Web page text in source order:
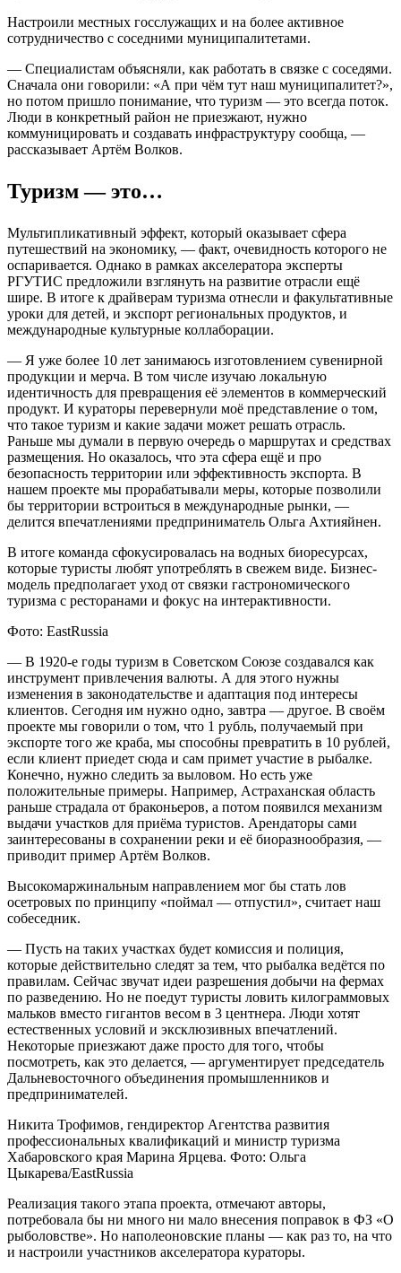
Настроили местных госслужащих и на более активное
сотрудничество с соседними муниципалитетами.
— Специалистам объясняли, как работать в связке с соседями.
Сначала они говорили: «А при чём тут наш муниципалитет?»,
но потом пришло понимание, что туризм — это всегда поток.
Люди в конкретный район не приезжают, нужно
коммуницировать и создавать инфраструктуру сообща, —
рассказывает Артём Волков.
Туризм — это…
Мультипликативный эффект, который оказывает сфера
путешествий на экономику, — факт, очевидность которого не
оспаривается. Однако в рамках акселератора эксперты
РГУТИС предложили взглянуть на развитие отрасли ещё
шире. В итоге к драйверам туризма отнесли и факультативные
уроки для детей, и экспорт региональных продуктов, и
международные культурные коллаборации.
— Я уже более 10 лет занимаюсь изготовлением сувенирной
продукции и мерча. В том числе изучаю локальную
идентичность для превращения её элементов в коммерческий
продукт. И кураторы перевернули моё представление о том,
что такое туризм и какие задачи может решать отрасль.
Раньше мы думали в первую очередь о маршрутах и средствах
размещения. Но оказалось, что эта сфера ещё и про
безопасность территории или эффективность экспорта. В
нашем проекте мы прорабатывали меры, которые позволили
бы территории встроиться в международные рынки, —
делится впечатлениями предприниматель Ольга Ахтияйнен.
В итоге команда сфокусировалась на водных биоресурсах,
которые туристы любят употреблять в свежем виде. Бизнес-
модель предполагает уход от связки гастрономического
туризма с ресторанами и фокус на интерактивности.
Фото: EastRussia
— В 1920-е годы туризм в Советском Союзе создавался как
инструмент привлечения валюты. А для этого нужны
изменения в законодательстве и адаптация под интересы
клиентов. Сегодня им нужно одно, завтра — другое. В своём
проекте мы говорили о том, что 1 рубль, получаемый при
экспорте того же краба, мы способны превратить в 10 рублей,
если клиент приедет сюда и сам примет участие в рыбалке.
Конечно, нужно следить за выловом. Но есть уже
положительные примеры. Например, Астраханская область
раньше страдала от браконьеров, а потом появился механизм
выдачи участков для приёма туристов. Арендаторы сами
заинтересованы в сохранении реки и её биоразнообразия, —
приводит пример Артём Волков.
Высокомаржинальным направлением мог бы стать лов
осетровых по принципу «поймал — отпустил», считает наш
собеседник.
— Пусть на таких участках будет комиссия и полиция,
которые действительно следят за тем, что рыбалка ведётся по
правилам. Сейчас звучат идеи разрешения добычи на фермах
по разведению. Но не поедут туристы ловить килограммовых
мальков вместо гигантов весом в 3 центнера. Люди хотят
естественных условий и эксклюзивных впечатлений.
Некоторые приезжают даже просто для того, чтобы
посмотреть, как это делается, — аргументирует председатель
Дальневосточного объединения промышленников и
предпринимателей.
Никита Трофимов, гендиректор Агентства развития
профессиональных квалификаций и министр туризма
Хабаровского края Марина Ярцева. Фото: Ольга
Цыкарева/EastRussia
Реализация такого этапа проекта, отмечают авторы,
потребовала бы ни много ни мало внесения поправок в ФЗ «О
рыболовстве». Но наполеоновские планы — как раз то, на что
и настроили участников акселератора кураторы.